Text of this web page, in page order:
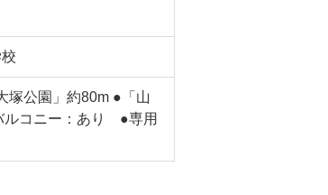
塚公園」約80m ●「山
ルコニー：あり ●専用